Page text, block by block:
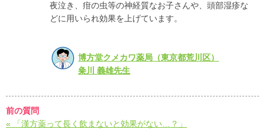
夜泣き、疳の虫等の神経質なお子さんや、頭部湿疹な
どに用いられ効果を上げています。
博方堂クメカワ薬局（東京都荒川区）
粂川 義雄先生
前の質問
« 「漢方薬って長く飲まないと効果がない…？」